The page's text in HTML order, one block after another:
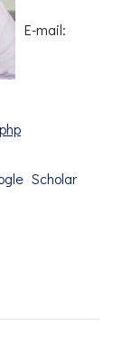
E-mail:
Scholar